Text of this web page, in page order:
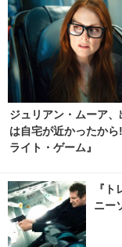
ジュリアン・ムーア、
は自宅が近かったか
ライト・ゲーム』
『
ニー